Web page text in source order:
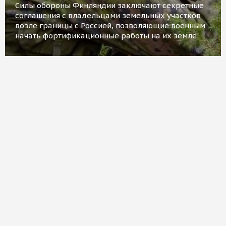
Силы обороны Финляндии заключают секретные
соглашения с владельцами земельных участков
возле границы с Россией, позволяющие военным
начать фортификационные работы на их земле